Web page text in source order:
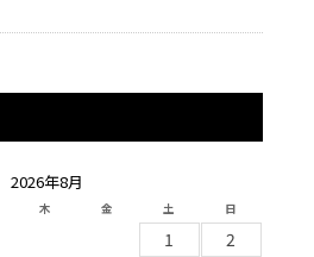
2026年8月
木 金 土 日
1
2